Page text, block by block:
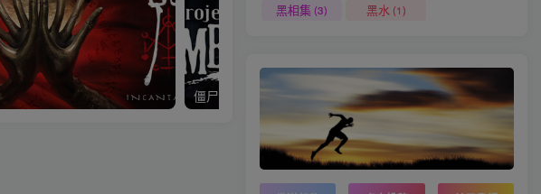
僵尸毁灭工程 癫狂动物园 Zoochosis
黑相集(3) 黑水(1)